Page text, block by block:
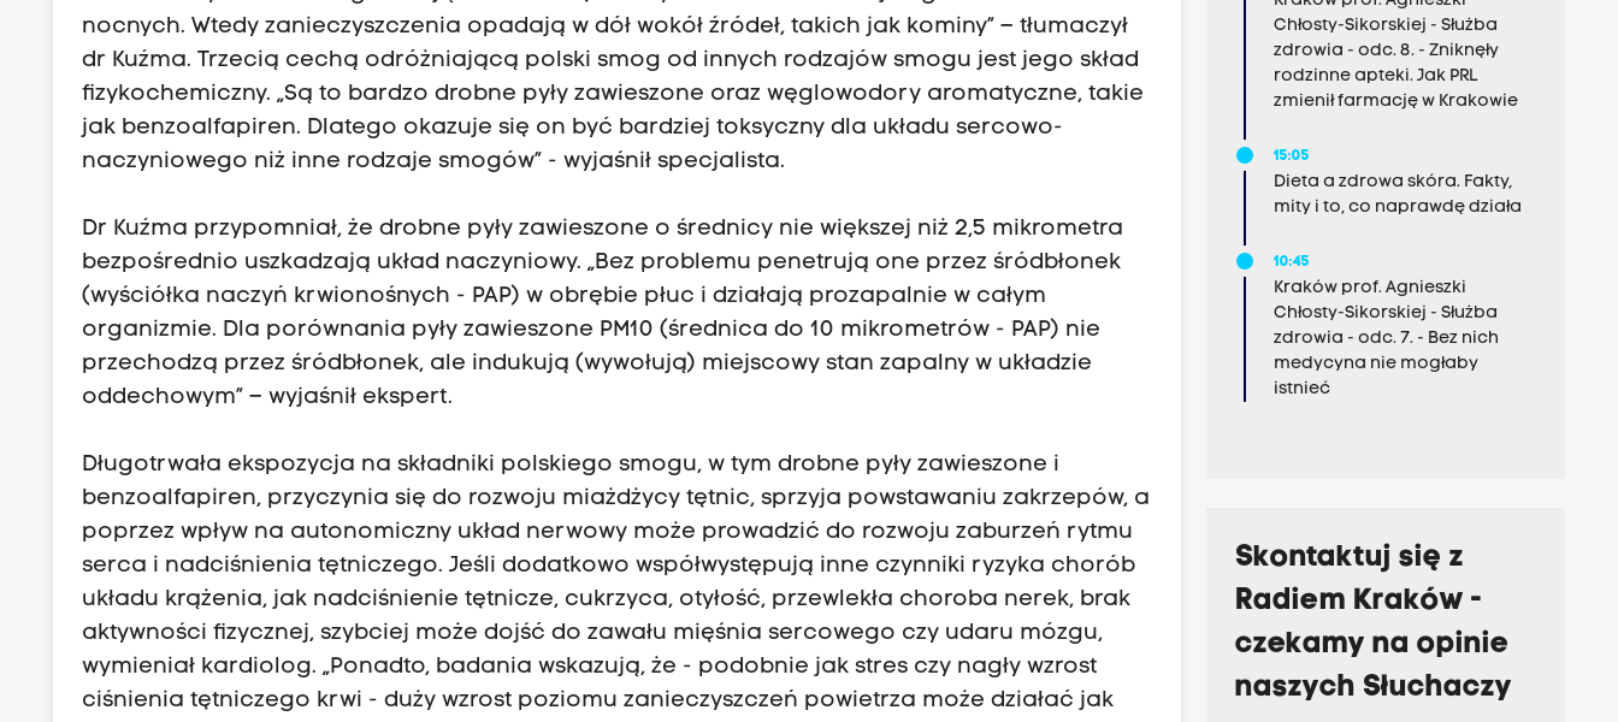
nocnych. Wtedy zanieczyszczenia opadają w dół wokół źródeł, takich jak kominy” – tłumaczył
dr Kuźma. Trzecią cechą odróżniającą polski smog od innych rodzajów smogu jest jego skład
fizykochemiczny. „Są to bardzo drobne pyły zawieszone oraz węglowodory aromatyczne, takie
jak benzoalfapiren. Dlatego okazuje się on być bardziej toksyczny dla układu sercowo-
naczyniowego niż inne rodzaje smogów” - wyjaśnił specjalista.
Dr Kuźma przypomniał, że drobne pyły zawieszone o średnicy nie większej niż 2,5 mikrometra
bezpośrednio uszkadzają układ naczyniowy. „Bez problemu penetrują one przez śródbłonek
(wyściółka naczyń krwionośnych - PAP) w obrębie płuc i działają prozapalnie w całym
organizmie. Dla porównania pyły zawieszone PM10 (średnica do 10 mikrometrów - PAP) nie
przechodzą przez śródbłonek, ale indukują (wywołują) miejscowy stan zapalny w układzie
oddechowym” – wyjaśnił ekspert.
Długotrwała ekspozycja na składniki polskiego smogu, w tym drobne pyły zawieszone i
benzoalfapiren, przyczynia się do rozwoju miażdżycy tętnic, sprzyja powstawaniu zakrzepów, a
poprzez wpływ na autonomiczny układ nerwowy może prowadzić do rozwoju zaburzeń rytmu
serca i nadciśnienia tętniczego. Jeśli dodatkowo współwystępują inne czynniki ryzyka chorób
układu krążenia, jak nadciśnienie tętnicze, cukrzyca, otyłość, przewlekła choroba nerek, brak
aktywności fizycznej, szybciej może dojść do zawału mięśnia sercowego czy udaru mózgu,
wymieniał kardiolog. „Ponadto, badania wskazują, że - podobnie jak stres czy nagły wzrost
ciśnienia tętniczego krwi - duży wzrost poziomu zanieczyszczeń powietrza może działać jak
Chłosty-Sikorskiej - Służba
zdrowia - odc. 8. - Zniknęły
rodzinne apteki. Jak PRL
zmienił farmację w Krakowie
15:05
Dieta a zdrowa skóra. Fakty,
mity i to, co naprawdę działa
10:45
Kraków prof. Agnieszki
Chłosty-Sikorskiej - Służba
zdrowia - odc. 7. - Bez nich
medycyna nie mogłaby
istnieć
Skontaktuj się z
Radiem Kraków -
czekamy na opinie
naszych Słuchaczy